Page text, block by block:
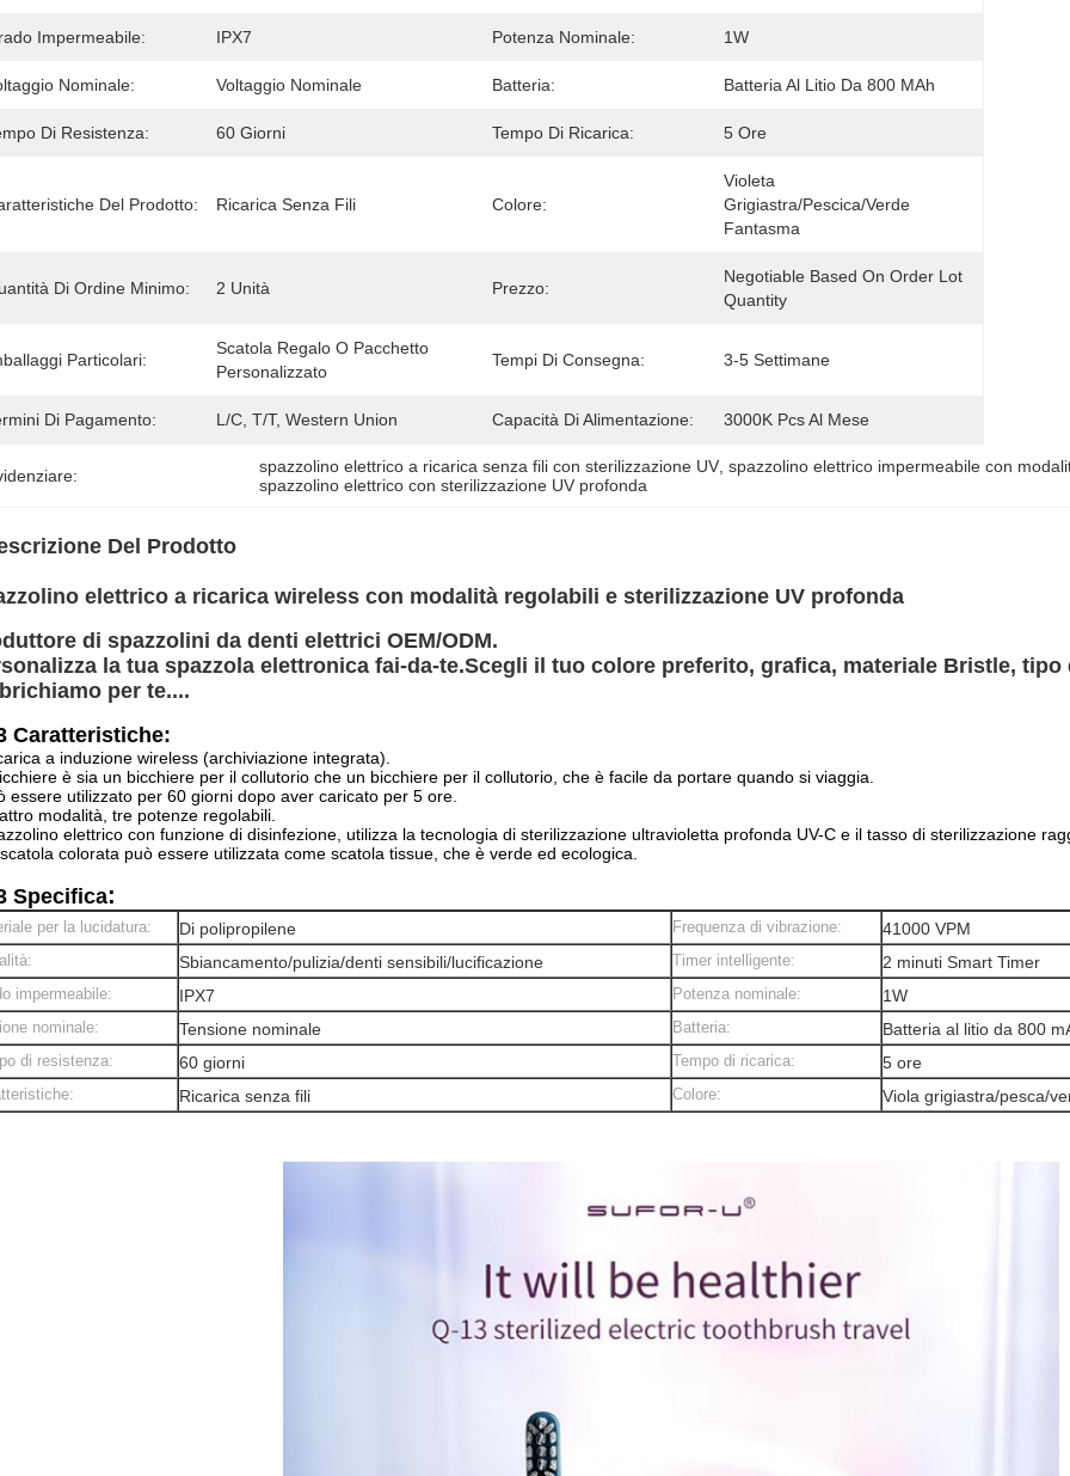
Impermeabile: IPX7 Potenza Nominale: 1W
Nominale: Voltaggio Nominale Batteria: Batteria Al Litio Da 800 MAh
Di Resistenza: 60 Giorni Tempo Di Ricarica: 5 Ore
Del Prodotto: Ricarica Senza Fili Colore:
Violeta
Grigiastra/Pescica/verde
Fantasma
Di Ordine Minimo: 2 Unità Prezzo:
Negotiable Based On Order Lot
Quantity
Particolari:
Scatola Regalo O Pacchetto
Personalizzato
Tempi Di Consegna: 3-5 Settimane
Di Pagamento: L/C, T/T, Western Union Capacità Di Alimentazione: 3000K Pcs Al Mese
spazzolino elettrico a ricarica senza fili con sterilizzazione UV, spazzolino elettrico impermeabile con
spazzolino elettrico con sterilizzazione UV profonda
Del Prodotto
elettrico a ricarica wireless con modalità regolabili e sterilizzazione UV profonda
di spazzolini da denti elettrici OEM/ODM.
la tua spazzola elettronica fai-da-te.Scegli il tuo colore preferito, grafica, materiale Bristle, tipo
per te....
Caratteristiche:
a induzione wireless (archiviazione integrata).
è sia un bicchiere per il collutorio che un bicchiere per il collutorio, che è facile da portare quando si viaggia.
essere utilizzato per 60 giorni dopo aver caricato per 5 ore.
modalità, tre potenze regolabili.
elettrico con funzione di disinfezione, utilizza la tecnologia di sterilizzazione ultravioletta profonda UV-C e il tasso di sterilizzazione
colorata può essere utilizzata come scatola tissue, che è verde ed ecologica.
Specifica:
per la lucidatura: Di polipropilene Frequenza di vibrazione: 41000 VPM
Sbiancamento/pulizia/denti sensibili/lucificazione Timer intelligente: 2 minuti Smart Timer
impermeabile: IPX7 Potenza nominale: 1W
nominale: Tensione nominale Batteria: Batteria al litio da 800
di resistenza: 60 giorni Tempo di ricarica: 5 ore
Ricarica senza fili Colore: Viola grigiastra/pesca/